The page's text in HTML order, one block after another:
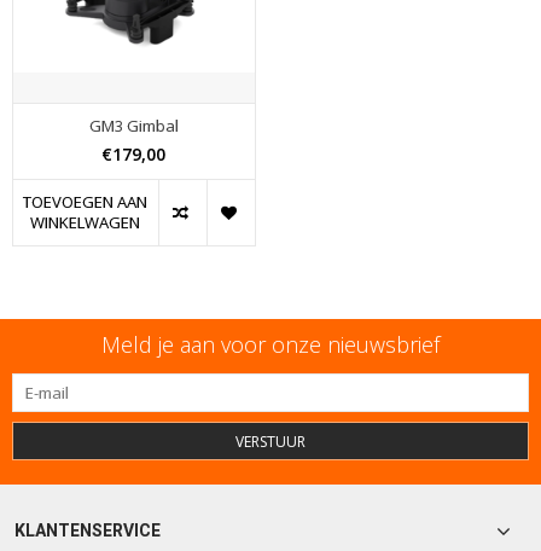
GM3 Gimbal
€179,00
TOEVOEGEN AAN
WINKELWAGEN
Meld je aan voor onze nieuwsbrief
VERSTUUR
KLANTENSERVICE